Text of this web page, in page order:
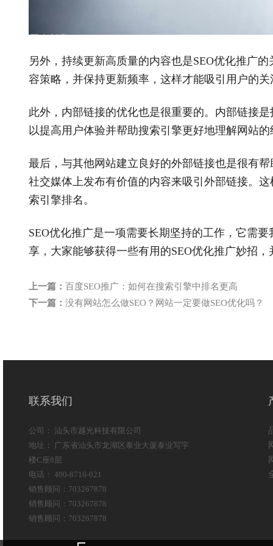
另外，持续更新高质量的内容也是SEO优化推广
容策略，并保持更新频率，这样才能吸引用户的
此外，内部链接的优化也是很重要的。内部链接
以提高用户体验并帮助搜索引擎更好地理解网站
最后，与其他网站建立良好的外部链接也是很有
社交媒体上发布有价值的内容来吸引外部链接。
索引擎排名。
SEO优化推广是一项需要长期坚持的工作，它需
享，大家能够获得一些有用的SEO优化推广妙招
上一篇： 百度SEO推广：如何在搜索引擎中排名更高
下一篇： 没有网站怎么做SEO？网站一定要做SEO优化吗？
联系我们
公司： 汕头市越光科技有限公司
地址： 广东省汕头市龙湖区泰业大厦泰业写字
楼C座8层
电话： 400-8716-021
销售顾问：703267878
销售顾问：703267878
销售顾问：703267878